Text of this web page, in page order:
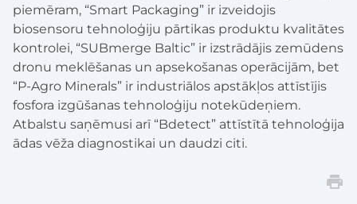
piemēram, “Smart Packaging” ir izveidojis
biosensoru tehnoloģiju pārtikas produktu kvalitātes
kontrolei, “SUBmerge Baltic” ir izstrādājis zemūdens
dronu meklēšanas un apsekošanas operācijām, bet
“P-Agro Minerals” ir industriālos apstākļos attīstījis
fosfora izgūšanas tehnoloģiju notekūdeņiem.
Atbalstu saņēmusi arī “Bdetect” attīstītā tehnoloģija
ādas vēža diagnostikai un daudzi citi.